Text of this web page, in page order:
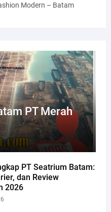
Modern – Batam
PT Merah
PT Seatrium Batam:
dan Review
2026